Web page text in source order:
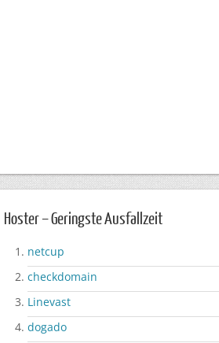
Hoster – Geringste Ausfallzeit
netcup
checkdomain
Linevast
dogado